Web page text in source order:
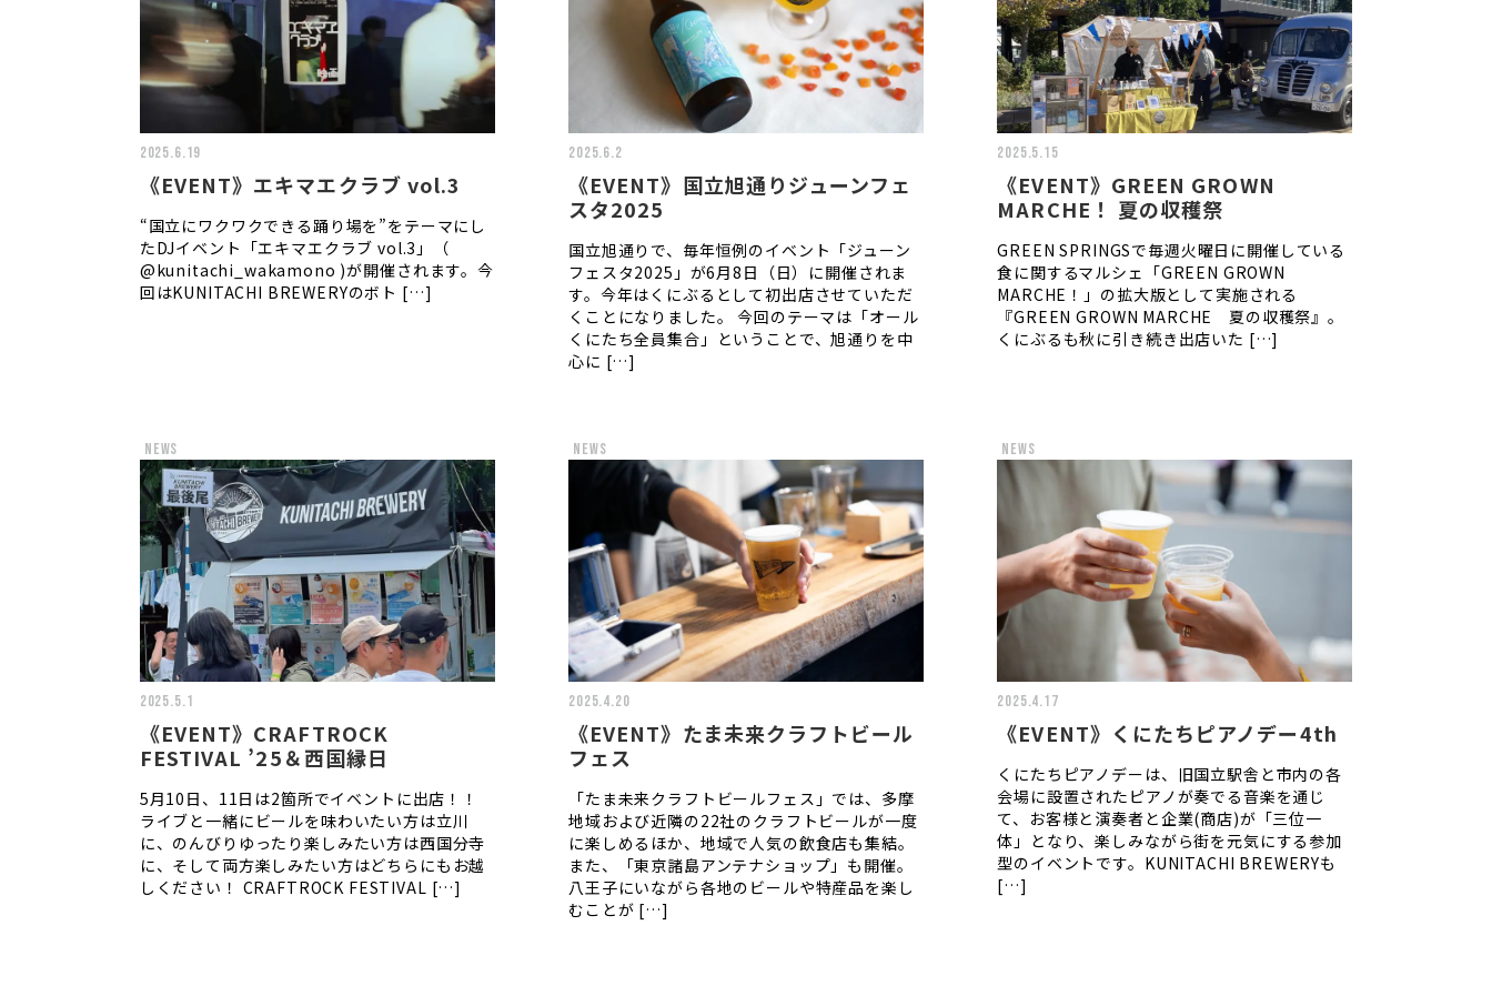
2025.6.19
《EVENT》エキマエクラブ vol.3
“国立にワクワクできる踊り場を”をテーマにし
たDJイベント「エキマエクラブ vol.3」（
@kunitachi_wakamono )が開催されます。今
回はKUNITACHI BREWERYのボト […]
2025.6.2
《EVENT》国立旭通りジューンフェ
スタ2025
国立旭通りで、毎年恒例のイベント「ジューン
フェスタ2025」が6月8日（日）に開催されま
す。今年はくにぶるとして初出店させていただ
くことになりました。 今回のテーマは「オール
くにたち全員集合」ということで、旭通りを中
心に […]
2025.5.15
《EVENT》GREEN GROWN
MARCHE！ 夏の収穫祭
GREEN SPRINGSで毎週火曜日に開催している
食に関するマルシェ「GREEN GROWN
MARCHE！」の拡大版として実施される
『GREEN GROWN MARCHE 夏の収穫祭』。
くにぶるも秋に引き続き出店いた […]
news
2025.5.1
《EVENT》CRAFTROCK
FESTIVAL ’25＆西国縁日
5月10日、11日は2箇所でイベントに出店！！
ライブと一緒にビールを味わいたい方は立川
に、のんびりゆったり楽しみたい方は西国分寺
に、そして両方楽しみたい方はどちらにもお越
しください！ CRAFTROCK FESTIVAL […]
news
2025.4.20
《EVENT》たま未来クラフトビール
フェス
「たま未来クラフトビールフェス」では、多摩
地域および近隣の22社のクラフトビールが一度
に楽しめるほか、地域で人気の飲食店も集結。
また、「東京諸島アンテナショップ」も開催。
八王子にいながら各地のビールや特産品を楽し
むことが […]
news
2025.4.17
《EVENT》くにたちピアノデー4th
くにたちピアノデーは、旧国立駅舎と市内の各
会場に設置されたピアノが奏でる音楽を通じ
て、お客様と演奏者と企業(商店)が「三位一
体」となり、楽しみながら街を元気にする参加
型のイベントです。KUNITACHI BREWERYも
[…]